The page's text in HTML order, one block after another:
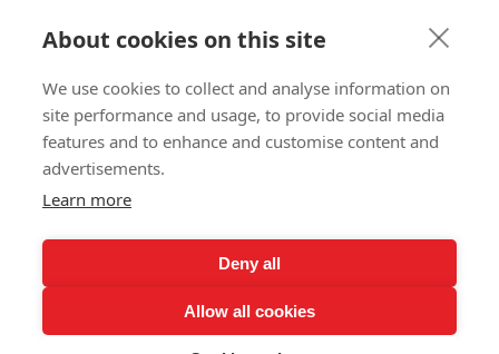
Návrh podlahového vykurovania
Súbory na stiahnutie
Nízkoenergetické domy
Predaj
E-Shop
Zahraničné trhy
Všeobecné obchodné podmienky
Ochrana osobných údajov
Registrácia doživotnej záruky
About cookies on this site
We use cookies to collect and analyse information on
site performance and usage, to provide social media
features and to enhance and customise content and
advertisements.
Learn more
Deny all
Allow all cookies